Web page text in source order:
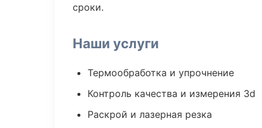
сроки.
Наши услуги
Термообработка и упрочнение
Контроль качества и измерения 3d
Раскрой и лазерная резка